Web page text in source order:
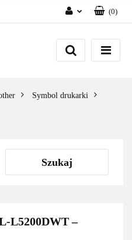
Zaloguj się
Załóż konto
(0)
Symbol drukarki
Szukaj
L5200DWT –